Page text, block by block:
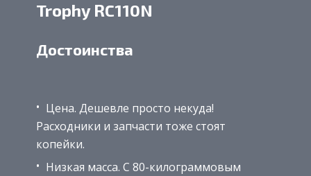
Trophy RC110N
Достоинства
Цена. Дешевле просто некуда!
Расходники и запчасти тоже стоят
копейки.
Низкая масса. С 80-килограммовым